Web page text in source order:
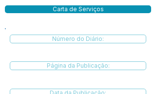
Carta de Serviços
Número do Diário:
Página da Publicação: